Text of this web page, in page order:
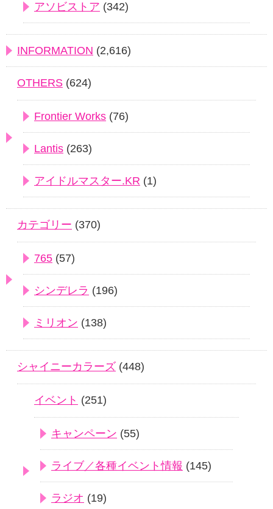
アソビストア (342)
INFORMATION (2,616)
OTHERS (624)
Frontier Works (76)
Lantis (263)
アイドルマスター.KR (1)
カテゴリー (370)
765 (57)
シンデレラ (196)
ミリオン (138)
シャイニーカラーズ (448)
イベント (251)
キャンペーン (55)
ライブ／各種イベント情報 (145)
ラジオ (19)